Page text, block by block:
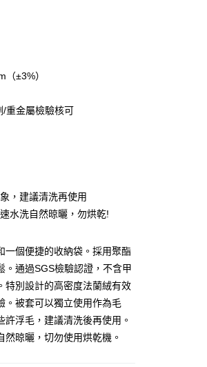
費
費
±3%）
/重金屬檢驗核可
，建議清洗再使用
水洗自然晾曬，勿烘乾!
一個便捷的收納袋。採用聚酯
。通過SGS檢驗認證，不含甲
特別設計的高密度法蘭絨有效
。被套可以獨立使用作為毛
浮毛，建議清洗後再使用。
晾曬，切勿使用烘乾機。